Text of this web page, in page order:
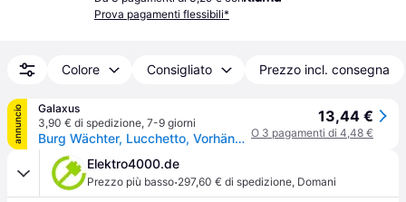
Prova pagamenti flessibili*
Colore Consigliato Prezzo incl. consegna
annuncio
Galaxus
3,90 € di spedizione, 7-9 giorni
Burg Wächter, Lucchetto, Vorhängeschloss 21 60
13,44 €
O 3 pagamenti di 4,48 €
Elektro4000.de
Prezzo più basso·297,60 € di spedizione, Domani